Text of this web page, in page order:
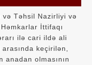
Nazirliyi və
İttifaqı
ilə cari ildə ali
keçirilən,
olmasının